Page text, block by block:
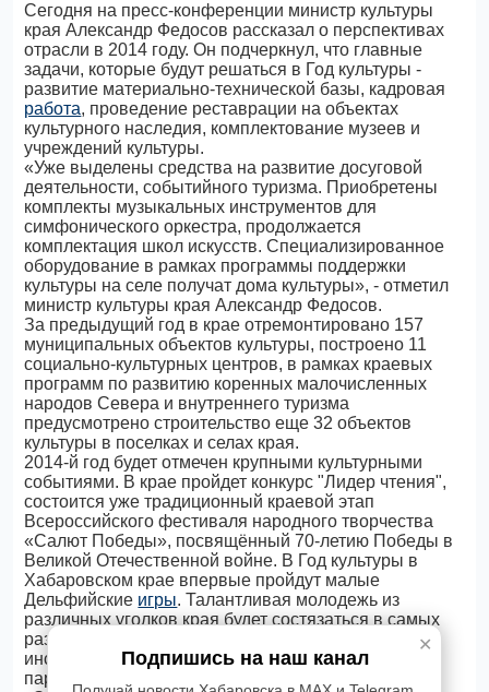
Сегодня на пресс-конференции министр культуры
края Александр Федосов рассказал о перспективах
отрасли в 2014 году. Он подчеркнул, что главные
задачи, которые будут решаться в Год культуры -
развитие материально-технической базы, кадровая
работа, проведение реставрации на объектах
культурного наследия, комплектование музеев и
учреждений культуры.
«Уже выделены средства на развитие досуговой
деятельности, событийного туризма. Приобретены
комплекты музыкальных инструментов для
симфонического оркестра, продолжается
комплектация школ искусств. Специализированное
оборудование в рамках программы поддержки
культуры на селе получат дома культуры», - отметил
министр культуры края Александр Федосов.
За предыдущий год в крае отремонтировано 157
муниципальных объектов культуры, построено 11
социально-культурных центров, в рамках краевых
программ по развитию коренных малочисленных
народов Севера и внутреннего туризма
предусмотрено строительство еще 32 объектов
культуры в поселках и селах края.
2014-й год будет отмечен крупными культурными
событиями. В крае пройдет конкурс "Лидер чтения",
состоится уже традиционный краевой этап
Всероссийского фестиваля народного творчества
«Салют Победы», посвящённый 70-летию Победы в
Великой Отечественной войне. В Год культуры в
Хабаровском крае впервые пройдут малые
Дельфийские игры. Талантливая молодежь из
различных уголков края будет состязаться в самых
разных жанрах и направлениях, от классической
инструментальной музыки и хореографии до
парикмахерского искусства и кулинарии.
✕
Подпишись на наш канал